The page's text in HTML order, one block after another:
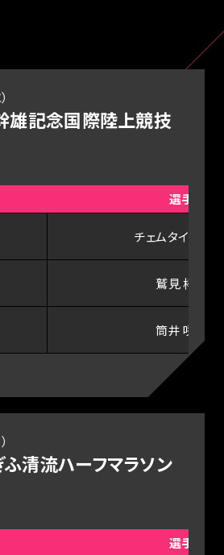
雄記念国際陸上競技
選手
チェムタイ・デボ
鷲見 梓沙
筒井 咲帆
清流ハーフマラソン
選手